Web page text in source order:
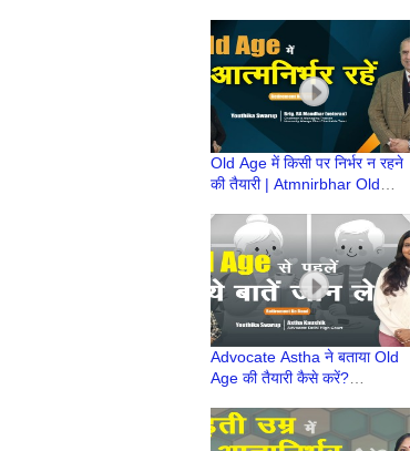
Old Age में किसी पर निर्भर न रहने
की तैयारी | Atmnirbhar Old
Baad
Advocate Astha ने बताया Old
Age की तैयारी कैसे करें?
Baad|Atmnirbhar Old Age की
तैयारी